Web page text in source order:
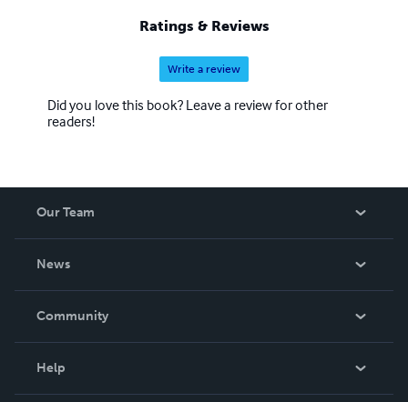
Ratings & Reviews
Write a review
Did you love this book? Leave a review for other
readers!
Our Team
News
In The News
Community
Help